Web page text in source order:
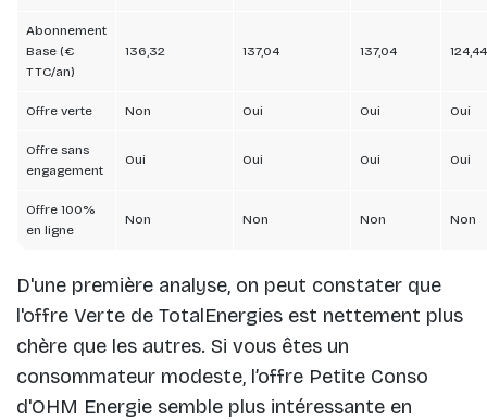
Abonnement
Base (€
TTC/an)
136,32 137,04 137,04 124,44
Offre verte Non Oui Oui Oui
Offre sans
engagement
Oui Oui Oui Oui
Offre 100%
en ligne
Non Non Non Non
D'une première analyse, on peut constater que
l'offre Verte de TotalEnergies est nettement plus
chère que les autres. Si vous êtes un
consommateur modeste, l’offre Petite Conso
d'OHM Energie semble plus intéressante en